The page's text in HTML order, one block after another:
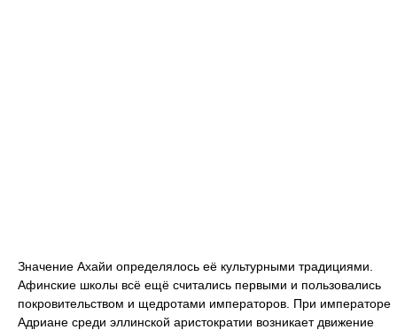
Значение Ахайи определялось её культурными традициями.
Афинские школы всё ещё считались первыми и пользовались
покровительством и щедротами императоров. При императоре
Адриане среди эллинской аристократии возникает движение